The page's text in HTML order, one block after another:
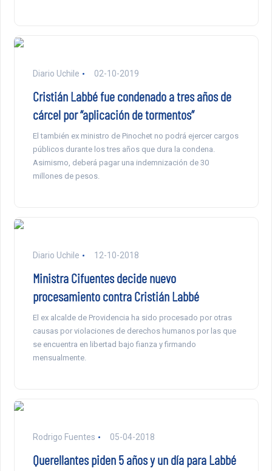
Diario Uchile 02-10-2019
Cristián Labbé fue condenado a tres años de
cárcel por “aplicación de tormentos”
El también ex ministro de Pinochet no podrá ejercer cargos
públicos durante los tres años que dura la condena.
Asimismo, deberá pagar una indemnización de 30
millones de pesos.
Diario Uchile 12-10-2018
Ministra Cifuentes decide nuevo
procesamiento contra Cristián Labbé
El ex alcalde de Providencia ha sido procesado por otras
causas por violaciones de derechos humanos por las que
se encuentra en libertad bajo fianza y firmando
mensualmente.
Rodrigo Fuentes 05-04-2018
Querellantes piden 5 años y un día para Labbé